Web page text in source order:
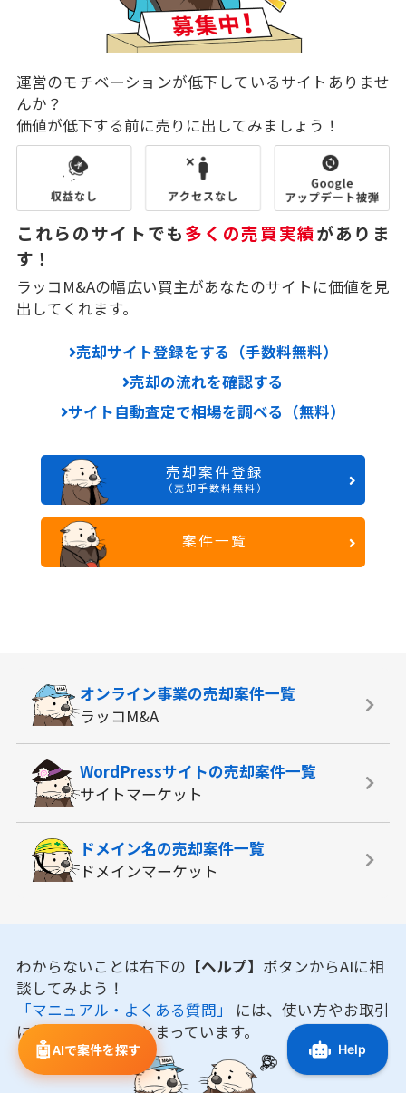
運営のモチベーションが低下しているサイトありませ
んか？
価値が低下する前に売りに出してみましょう！
これらのサイトでも多くの売買実績がありま
す！
ラッコM&Aの幅広い買主があなたのサイトに価値を見
出してくれます。
売却サイト登録をする（手数料無料）
売却の流れを確認する
サイト自動査定で相場を調べる（無料）
売却案件登録
（売却手数料無料）
案件一覧
🤖AIで案件を探す
オンライン事業の売却案件一覧
ラッコM&A
WordPressサイトの売却案件一覧
サイトマーケット
ドメイン名の売却案件一覧
ドメインマーケット
わからないことは右下の 【ヘルプ】 ボタンからAIに相
談してみよう！
「マニュアル・よくある質問」 には、使い方やお取引
に役立つ情報がまとまっています。